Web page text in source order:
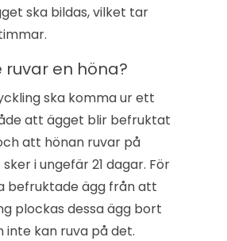
ska bildas, vilket tar
ruvar en höna?
ska komma ur ett
att ägget blir befruktat
att hönan ruvar på
i ungefär 21 dagar. För
befruktade ägg från att
plockas dessa ägg bort
inte kan ruva på det.